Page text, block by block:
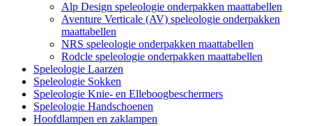
Alp Design speleologie onderpakken maattabellen
Aventure Verticale (AV) speleologie onderpakken
maattabellen
NRS speleologie onderpakken maattabellen
Rodcle speleologie onderpakken maattabellen
Speleologie Laarzen
Speleologie Sokken
Speleologie Knie- en Elleboogbeschermers
Speleologie Handschoenen
Hoofdlampen en zaklampen